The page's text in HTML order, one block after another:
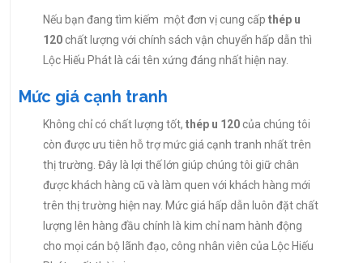
Nếu bạn đang tìm kiếm một đơn vị cung cấp thép u
120chất lượng với chính sách vận chuyển hấp dẫn thì
Lộc Hiếu Phát là cái tên xứng đáng nhất hiện nay.
Mức giá cạnh tranh
Không chỉ có chất lượng tốt, thép u 120của chúng tôi
còn được ưu tiên hỗ trợ mức giá cạnh tranh nhất trên
thị trường. Đây là lợi thế lớn giúp chúng tôi giữ chân
được khách hàng cũ và làm quen với khách hàng mới
trên thị trường hiện nay. Mức giá hấp dẫn luôn đặt chất
lượng lên hàng đầu chính là kim chỉ nam hành động
cho mọi cán bộ lãnh đạo, công nhân viên của Lộc Hiếu